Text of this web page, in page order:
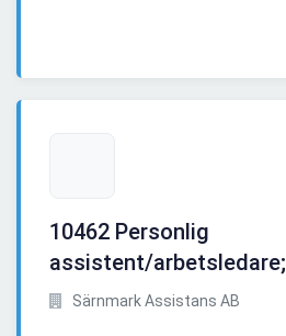
10462 Personlig
assistent/arbetsledare;
Särnmark Assistans AB